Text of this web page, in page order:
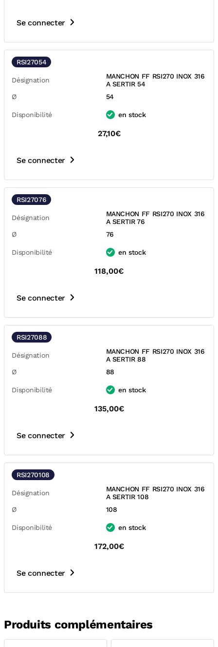
Se connecter
RSI27054
Désignation
MANCHON FF RSI270 INOX 316
A SERTIR 54
Ø
54
Disponibilité en stock
27,10€
Se connecter
RSI27076
Désignation
MANCHON FF RSI270 INOX 316
A SERTIR 76
Ø
76
Disponibilité en stock
118,00€
Se connecter
RSI27088
Désignation
MANCHON FF RSI270 INOX 316
A SERTIR 88
Ø
88
Disponibilité en stock
135,00€
Se connecter
RSI270108
Désignation
MANCHON FF RSI270 INOX 316
A SERTIR 108
Ø
108
Disponibilité en stock
172,00€
Se connecter
Produits complémentaires